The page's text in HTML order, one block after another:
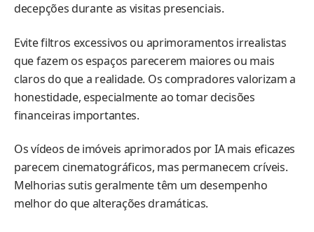
decepções durante as visitas presenciais.
Evite filtros excessivos ou aprimoramentos irrealistas
que fazem os espaços parecerem maiores ou mais
claros do que a realidade. Os compradores valorizam a
honestidade, especialmente ao tomar decisões
financeiras importantes.
Os vídeos de imóveis aprimorados por IA mais eficazes
parecem cinematográficos, mas permanecem críveis.
Melhorias sutis geralmente têm um desempenho
melhor do que alterações dramáticas.